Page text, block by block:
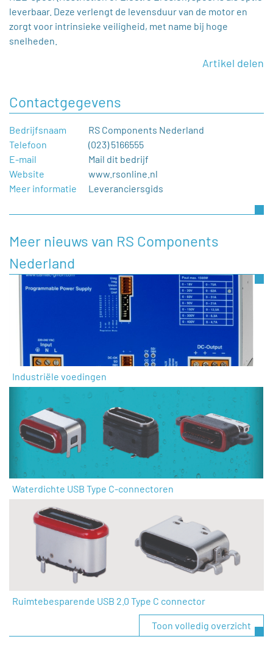
leverbaar. Deze verlengt de levensduur van de motor en
zorgt voor intrinsieke veiligheid, met name bij hoge
snelheden.
Artikel delen
Contactgegevens
Bedrijfsnaam
RS Components Nederland
Telefoon
(023) 5166555
E-mail
Mail dit bedrijf
Website
www.rsonline.nl
Meer informatie
Leveranciersgids
Meer nieuws van RS Components
Nederland
Industriële voedingen
Waterdichte USB Type C-connectoren
Ruimtebesparende USB 2.0 Type C connector
Toon volledig overzicht